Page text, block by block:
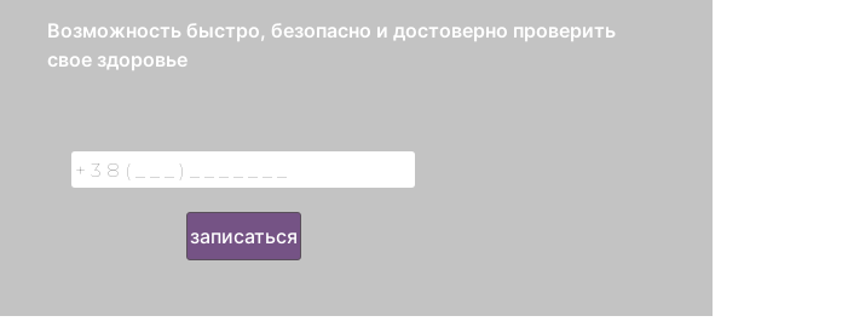
Возможность быстро, безопасно и достоверно проверить
свое здоровье